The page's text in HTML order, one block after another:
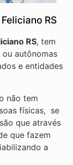
RS
RS, tem
autônomas
e entidades
não tem
físicas, se
que através
que fazem
a